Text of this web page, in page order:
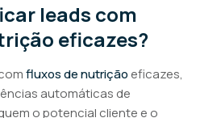
leads com
eficazes?
fluxos de nutrição eficazes,
automáticas de
o potencial cliente e o